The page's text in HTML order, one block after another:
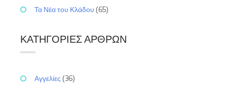
Τα Νέα του Κλάδου (65)
ΚΑΤΗΓΟΡΊΕΣ ΆΡΘΡΩΝ
Αγγελίες (36)